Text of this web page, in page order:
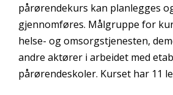
pårørendekurs kan planlegges
gjennomføres. Målgruppe for
helse- og omsorgstjenesten,
andre aktører i arbeidet med
pårørendeskoler. Kurset har 11